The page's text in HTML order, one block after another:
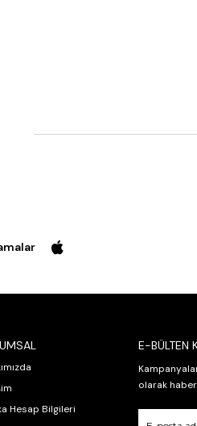
Hesap Bilgileri
E-BÜLTEN
olarak